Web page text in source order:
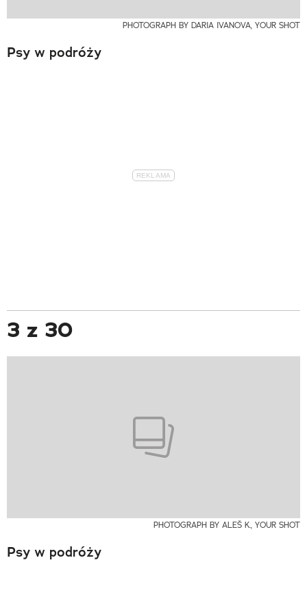
PHOTOGRAPH BY DARIA IVANOVA, YOUR SHOT
Psy w podróży
3 z 30
PHOTOGRAPH BY ALEŠ K., YOUR SHOT
Psy w podróży